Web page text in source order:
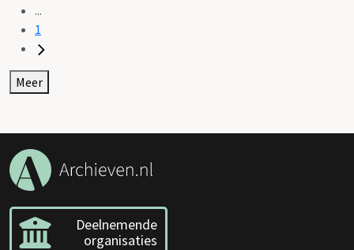
...
1
Meer
Deelnemende
organisaties